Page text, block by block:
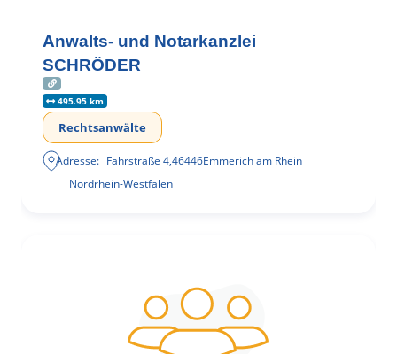
Anwalts- und Notarkanzlei
SCHRÖDER
495.95 km
Rechtsanwälte
Adresse: Fährstraße 4,46446Emmerich am Rhein
Nordrhein-Westfalen